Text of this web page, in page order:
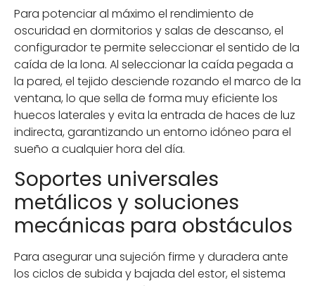
Para potenciar al máximo el rendimiento de
oscuridad en dormitorios y salas de descanso, el
configurador te permite seleccionar el sentido de la
caída de la lona. Al seleccionar la caída pegada a
la pared, el tejido desciende rozando el marco de la
ventana, lo que sella de forma muy eficiente los
huecos laterales y evita la entrada de haces de luz
indirecta, garantizando un entorno idóneo para el
sueño a cualquier hora del día.
Soportes universales
metálicos y soluciones
mecánicas para obstáculos
Para asegurar una sujeción firme y duradera ante
los ciclos de subida y bajada del estor, el sistema